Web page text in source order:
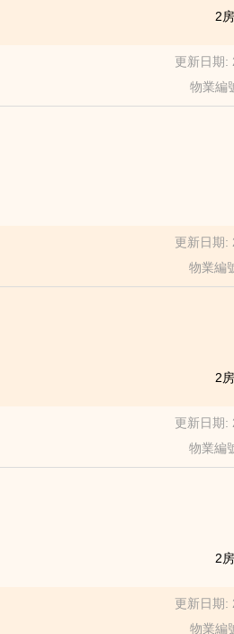
2
更新日期:
物業編
更新日期:
物業編
2
更新日期:
物業編
2
更新日期:
物業編